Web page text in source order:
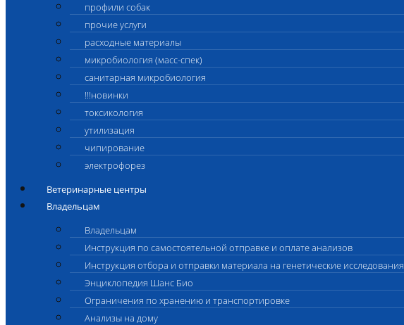
профили собак
прочие услуги
расходные материалы
микробиология (масс-спек)
санитарная микробиология
!!!новинки
токсикология
утилизация
чипирование
электрофорез
Ветеринарные центры
Владельцам
Владельцам
Инструкция по самостоятельной отправке и оплате анализов
Инструкция отбора и отправки материала на генетические исследования
Энциклопедия Шанс Био
Ограничения по хранению и транспортировке
Анализы на дому